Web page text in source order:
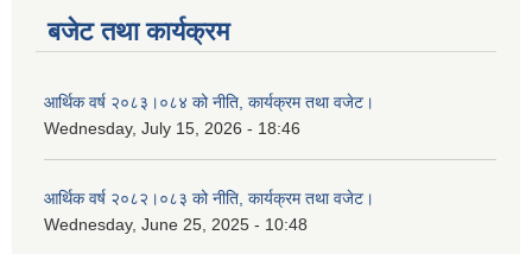
बजेट तथा कार्यक्रम
आर्थिक वर्ष २०८३।०८४ को नीति, कार्यक्रम तथा वजेट।
Wednesday, July 15, 2026 - 18:46
आर्थिक वर्ष २०८२।०८३ को नीति, कार्यक्रम तथा वजेट।
Wednesday, June 25, 2025 - 10:48